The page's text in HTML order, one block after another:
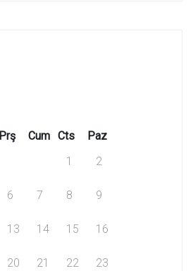
Prş Cum Cts
Paz
1
2
6 7 8 9
13 14 15 16
20 21 22 23